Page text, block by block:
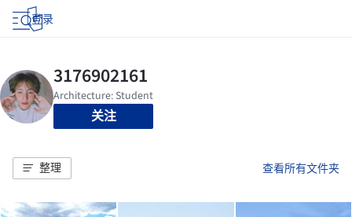
登录
关注
整理 查看所有文件夹